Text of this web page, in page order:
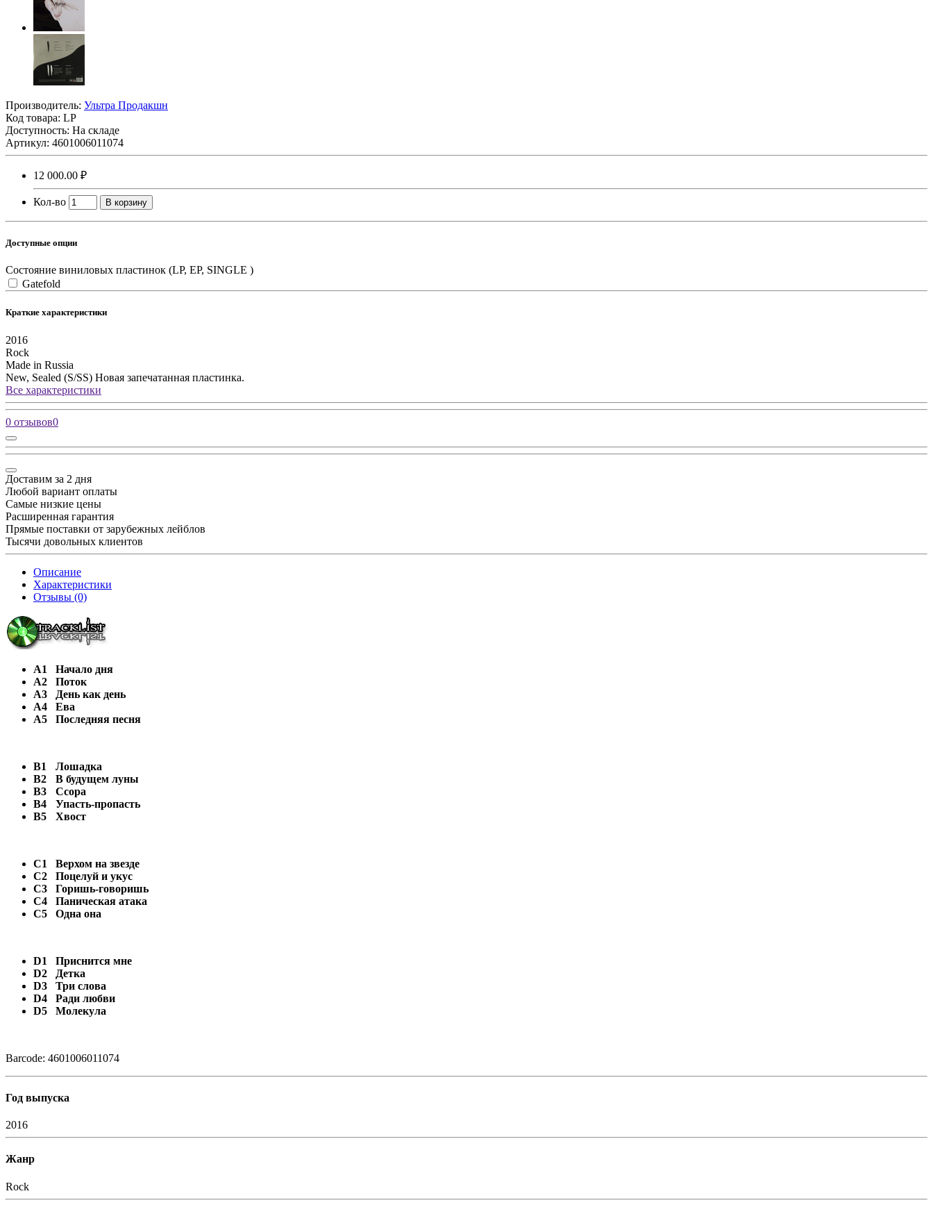
Производитель: Ультра Продакшн
Код товара: LP
Доступность: На складе
Артикул: 4601006011074
12 000.00 ₽
Кол-во В корзину
Доступные опции
Состояние виниловых пластинок (LP, EP, SINGLE )
Gatefold
Краткие характеристики
2016
Rock
Made in Russia
New, Sealed (S/SS) Новая запечатанная пластинка.
Все характеристики
0 отзывов0
Доставим за 2 дня
Любой вариант оплаты
Самые низкие цены
Расширенная гарантия
Прямые поставки от зарубежных лейблов
Тысячи довольных клиентов
Описание
Характеристики
Отзывы (0)
A1
Начало дня
A2
Поток
A3
День как день
A4
Ева
A5
Последняя песня
B1
Лошадка
B2
В будущем луны
B3
Ссора
B4
Упасть-пропасть
B5
Хвост
C1
Верхом на звезде
C2
Поцелуй и укус
C3
Горишь-говоришь
C4
Паническая атака
C5
Одна она
D1
Приснится мне
D2
Детка
D3
Три слова
D4
Ради любви
D5
Молекула
Barcode: 4601006011074
Год выпуска
2016
Жанр
Rock